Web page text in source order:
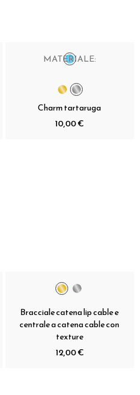
MATERIALE:
Charm tartaruga
10,00 €
Bracciale catena lip cable e
centrale a catena cable con
texture
12,00 €